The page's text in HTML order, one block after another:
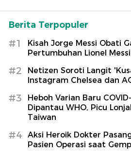
Berita Terpopuler
#1
Kisah Jorge Messi Obati
Pertumbuhan Lionel
#2
Netizen Soroti Langit
Instagram Chelsea dan
#3
Heboh Varian Baru
Dipantau WHO, Picu
Taiwan
#4
Aksi Heroik Dokter
Pasien Operasi saat